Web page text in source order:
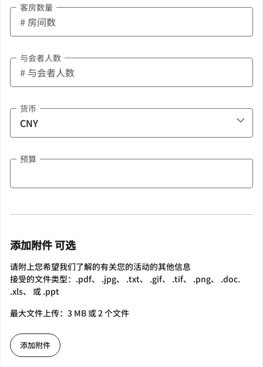
客房数量
与会者人数
货币
预算
添加附件 可选
请附上您希望我们了解的有关您的活动的其他信息
接受的文件类型：.pdf、 .jpg、 .txt、 .gif、 .tif、 .png、 .doc.
.xls、 或 .ppt
最大文件上传：3 MB 或 2 个文件
添加附件